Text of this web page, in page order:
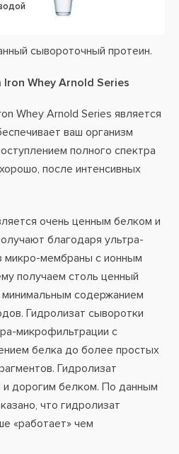
сывороточный протеин.
Whey Arnold Series
Whey Arnold Series является
ваш организм
полного спектра
после интенсивных
очень ценным белком и
благодаря ультра-
микро-мембраны с ионным
получаем столь ценный
содержанием
Гидролизат сыворотки
микрофильтрации с
белка до более простых
Гидролизат
дорогим белком. По данным
что гидролизат
«работает» чем